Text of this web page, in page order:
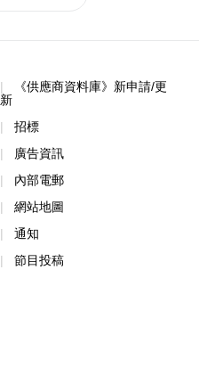
《供應商資料庫》新申請/更
新
招標
廣告資訊
內部電郵
網站地圖
通知
節目投稿